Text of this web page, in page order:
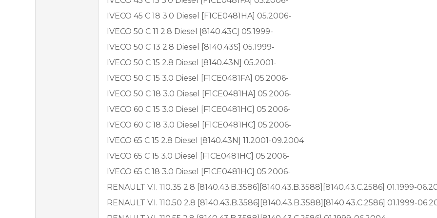
IVECO 45 C 18 3.0 Diesel [F1CE0481HA] 05.2006-
IVECO 50 C 11 2.8 Diesel [8140.43C] 05.1999-
IVECO 50 C 13 2.8 Diesel [8140.43S] 05.1999-
IVECO 50 C 15 2.8 Diesel [8140.43N] 05.2001-
IVECO 50 C 15 3.0 Diesel [F1CE0481FA] 05.2006-
IVECO 50 C 18 3.0 Diesel [F1CE0481HA] 05.2006-
IVECO 60 C 15 3.0 Diesel [F1CE0481HC] 05.2006-
IVECO 60 C 18 3.0 Diesel [F1CE0481HC] 05.2006-
IVECO 65 C 15 2.8 Diesel [8140.43N] 11.2001-09.2004
IVECO 65 C 15 3.0 Diesel [F1CE0481HC] 05.2006-
IVECO 65 C 18 3.0 Diesel [F1CE0481HC] 05.2006-
RENAULT V.I. 110.35 2.8 [8140.43.B.3586][8140.43.B.3588][8140.43.C.2586] 01.1999-
RENAULT V.I. 110.50 2.8 [8140.43.B.3586][8140.43.B.3588][8140.43.C.2586] 01.1999-